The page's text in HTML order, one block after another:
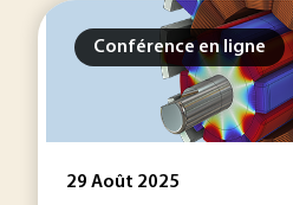
Conférence en ligne
29 Août 2025